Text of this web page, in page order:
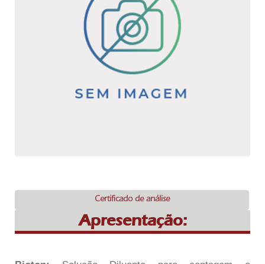
Certificado de análise
Apresentação: